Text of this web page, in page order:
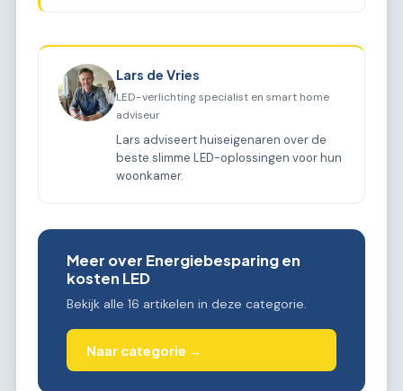
Lars de Vries
LED-verlichting specialist en smart home
adviseur
Lars adviseert huiseigenaren over de
beste slimme LED-oplossingen voor hun
woonkamer.
Meer over Energiebesparing en
kosten LED
Bekijk alle 16 artikelen in deze categorie.
Naar categorie →